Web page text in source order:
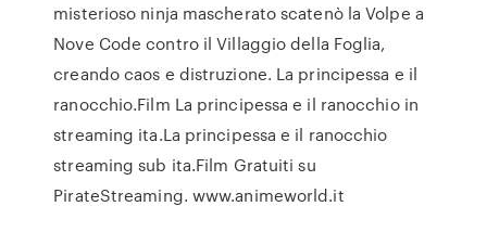
misterioso ninja mascherato scatenò la Volpe a
Nove Code contro il Villaggio della Foglia,
creando caos e distruzione. La principessa e il
ranocchio.Film La principessa e il ranocchio in
streaming ita.La principessa e il ranocchio
streaming sub ita.Film Gratuiti su
PirateStreaming. www.animeworld.it